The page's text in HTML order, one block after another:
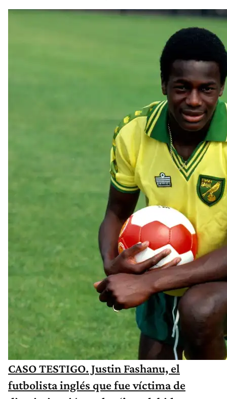
CASO TESTIGO. Justin Fashanu, el
futbolista inglés que fue víctima de